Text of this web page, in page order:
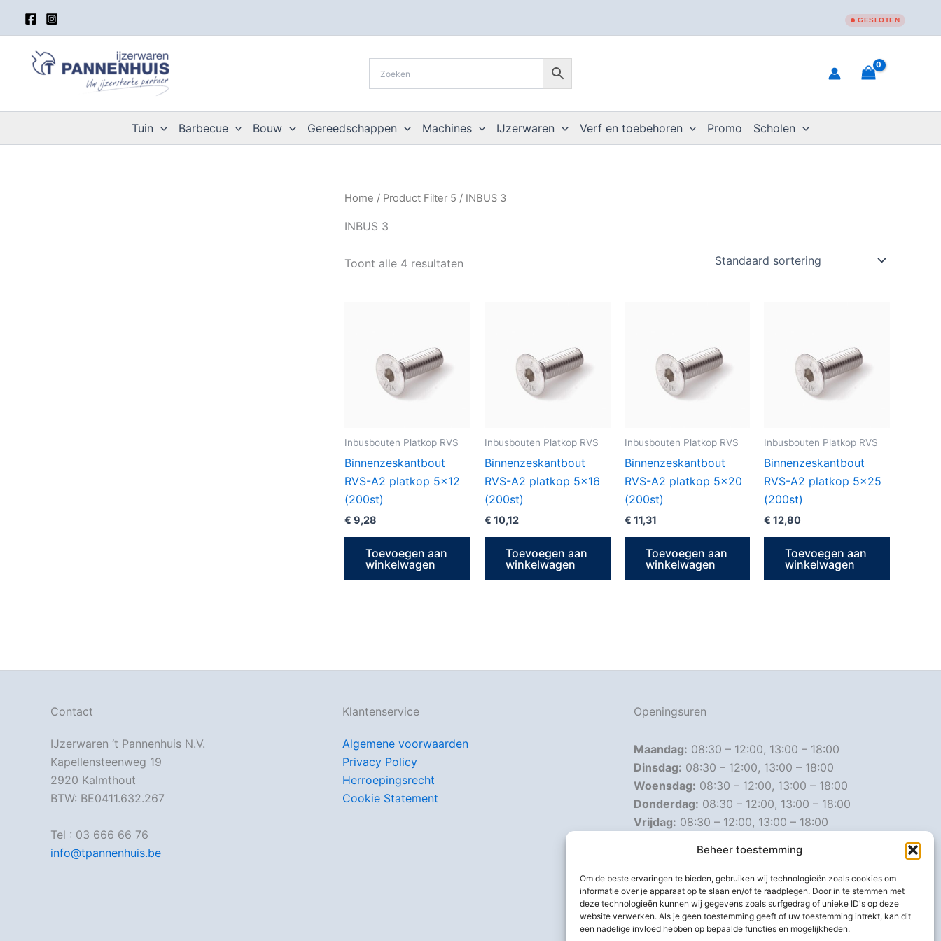
Beheer toestemming
Om de beste ervaringen te bieden, gebruiken wij technologieën zoals cookies om
informatie over je apparaat op te slaan en/of te raadplegen. Door in te stemmen met
deze technologieën kunnen wij gegevens zoals surfgedrag of unieke ID's op deze
website verwerken. Als je geen toestemming geeft of uw toestemming intrekt, kan dit
een nadelige invloed hebben op bepaalde functies en mogelijkheden.
inhoud
GESLOTEN
Tuin Barbecue Bouw Gereedschappen Machines IJzerwaren Verf en toebehoren Promo Scholen
Home / Product Filter 5 / INBUS 3
INBUS 3
Toont alle 4 resultaten
Inbusbouten Platkop RVS
Binnenzeskantbout
RVS-A2 platkop 5×12
(200st)
€ 9,28
Toevoegen aan
winkelwagen
Inbusbouten Platkop RVS
Binnenzeskantbout
RVS-A2 platkop 5×16
(200st)
€ 10,12
Toevoegen aan
winkelwagen
Inbusbouten Platkop RVS
Binnenzeskantbout
RVS-A2 platkop 5×20
(200st)
€ 11,31
Toevoegen aan
winkelwagen
Inbusbouten Platkop RVS
Binnenzeskantbout
RVS-A2 platkop 5×25
(200st)
€ 12,80
Toevoegen aan
winkelwagen
Contact
IJzerwaren ‘t Pannenhuis N.V.
Kapellensteenweg 19
2920 Kalmthout
BTW: BE0411.632.267
Tel : 03 666 66 76
info@tpannenhuis.be
Klantenservice
Algemene voorwaarden
Privacy Policy
Herroepingsrecht
Cookie Statement
Openingsuren
Maandag: 08:30 – 12:00, 13:00 – 18:00
Dinsdag: 08:30 – 12:00, 13:00 – 18:00
Woensdag: 08:30 – 12:00, 13:00 – 18:00
Donderdag: 08:30 – 12:00, 13:00 – 18:00
Vrijdag: 08:30 – 12:00, 13:00 – 18:00
Gesloten
Afwijkende openingsuren